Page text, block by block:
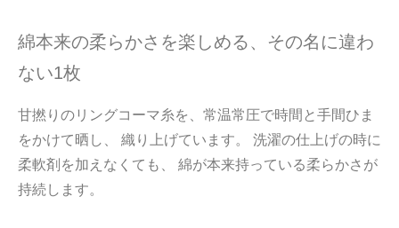
綿本来の柔らかさを楽しめる、その名に違わ
ない1枚
甘撚りのリングコーマ糸を、常温常圧で時間と手間ひま
をかけて晒し、 織り上げています。 洗濯の仕上げの時に
柔軟剤を加えなくても、 綿が本来持っている柔らかさが
持続します。